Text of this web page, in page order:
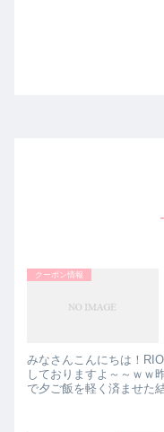
クーポン情報
みなさんこんにちは！
しておりますよ～～ｗｗ
で夕ご飯を軽く済ませた